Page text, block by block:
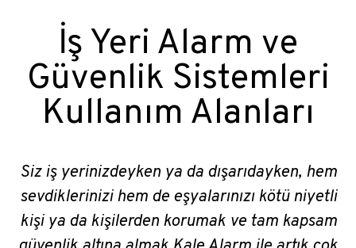
İş Yeri Alarm ve
Güvenlik Sistemleri
Kullanım Alanları
Siz iş yerinizdeyken ya da dışarıdayken, hem
sevdiklerinizi hem de eşyalarınızı kötü niyetli
kişi ya da kişilerden korumak ve tam kapsam